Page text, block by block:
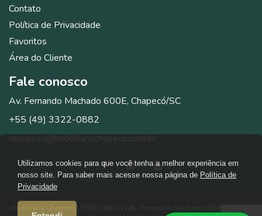
Contato
Política de Privacidade
Favoritos
Área do Cliente
Fale conosco
Av. Fernando Machado 600E, Chapecó/SC
+55 (49) 3322-0882
recepcao@imobiliariachapeco.com.br
Utilizamos cookies para que você tenha a melhor experiência em
nosso site. Para saber mais acesse nossa página de Política de
Privacidade